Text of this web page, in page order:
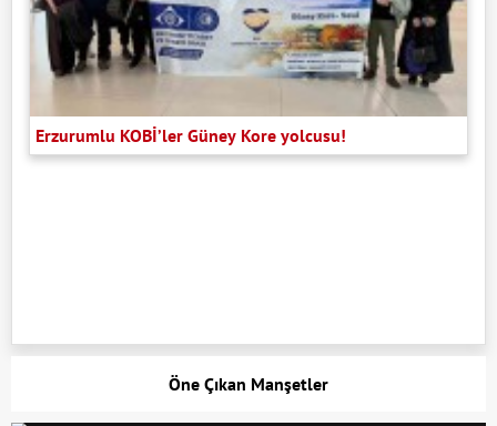
Erzurumlu KOBİ’ler Güney Kore yolcusu!
Öne Çıkan Manşetler